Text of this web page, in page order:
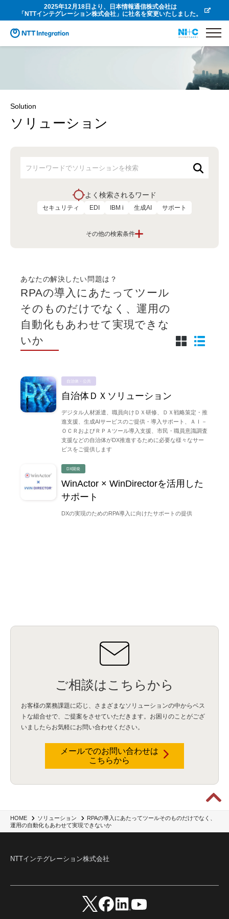
2025年12月18日より、日本情報通信株式会社は
「NTTインテグレーション株式会社」に社名を変更いたしました。
Solution
ソリューション
HOME ソリューション
RPAの導入にあたってツールそのものだけでなく、
運用の自動化もあわせて実現できないか
よく検索されるワード
セキュリティ EDI IBM i 生成AI サポート
たい
ITを活用した人材や働き方の改善を進めた
い
業務プロセスや業務効率化を実現したい
顧客や従業員の体験を向上させたい
セキュリティを強化して安心感を持ちたい
新しい挑戦でビジネスを変革したい
通信ネットワークを安心して利用したい
あなたの解決したい問題は？
RPAの導入にあたってツール
そのものだけでなく、運用の
自動化もあわせて実現できな
いか
自治体・公共
自治体ＤＸソリューション
デジタル人材派遣、職員向けＤＸ研修、ＤＸ戦略策定・推
進支援、生成AIサービスのご提供・導入サポート、ＡＩ－
ＯＣＲおよびＲＰＡツール導入支援、市民・職員意識調査
支援などの自治体がDX推進するために必要な様々なサー
ビスをご提供します
DX開発
WinActor × WinDirectorを活用した
サポート
DXの実現のためのRPA導入に向けたサポートの提供
ご相談はこちらから
お客様の業務課題に応じ、さまざまなソリューションの中からベス
トな組合せで、
ご提案をさせていただきます。お困りのことがござ
いましたらお気軽にお問い合わせください。
メールでのお問い合わせは
こちらから
NTTインテグレーション株式会社